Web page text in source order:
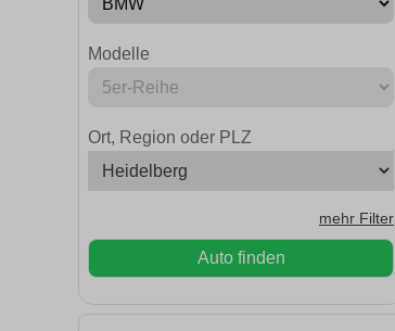
Modelle
Ort, Region oder PLZ
mehr Filter
Auto finden